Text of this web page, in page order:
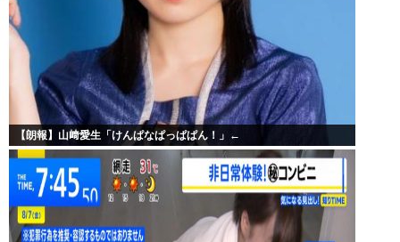
【朗報】山﨑愛生「けんぱなぱっぱぱん！」←